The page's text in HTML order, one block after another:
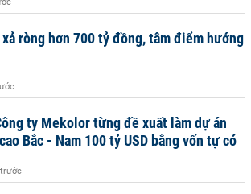
ròng hơn 700 tỷ đồng, tâm điểm hướng
ty Mekolor từng đề xuất làm dự án
Bắc - Nam 100 tỷ USD bằng vốn tự có